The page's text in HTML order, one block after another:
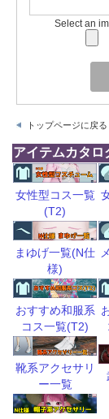
Select an
トップページに戻る
アイテムカタロ
女性型コス一覧
(T2)
まゆげ一覧(N仕
様)
おすすめ和服系
コス一覧(T2)
靴系アクセサリ
ー一覧